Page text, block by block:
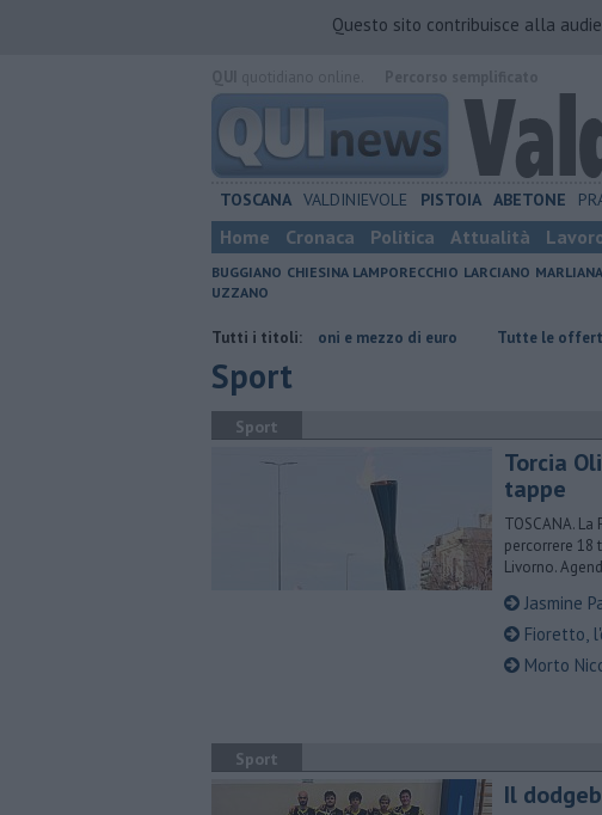
Questo sito contribuisce alla
TOSCANA VALDINIEVOLE PISTOIA ABETONE
Home Cronaca Politica Attualità
BUGGIANO CHIESINA LAMPORECCHIO LARCIANO MARLIANA
UZZANO
Tutti i titoli:
Grattano e vincono due milioni e mezzo di euro ​Tutte le offerte di lavoro in
Sport
Sport
Torcia
tappe
TOSCANA.
percorrere 18
Livorno.
Jasmine
Fioretto,
Morto
Sport
Il